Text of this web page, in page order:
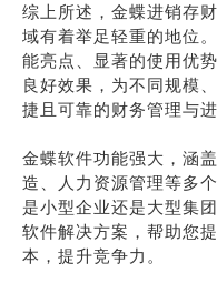
综上所述，金蝶进销存
域有着举足轻重的地位
能亮点、显著的使用优
良好效果，为不同规模
捷且可靠的财务管理与
金蝶软件功能强大，涵
造、人力资源管理等多
是小型企业还是大型集
软件解决方案，帮助您
本，提升竞争力。